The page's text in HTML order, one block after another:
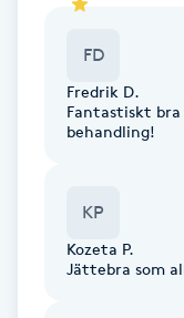
Hatha Yoga
Healing
FD
Fredrik D.
Fantastiskt
behandling!
KP
Kozeta P.
Jättebra som